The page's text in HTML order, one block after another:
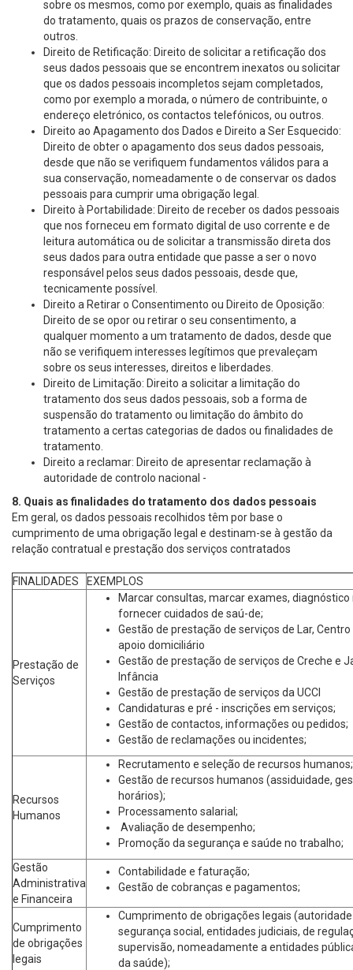
sobre os mesmos, como por exemplo, quais as finalidades
do tratamento, quais os prazos de conservação, entre
outros.
Direito de Retificação: Direito de solicitar a retificação dos
seus dados pessoais que se encontrem inexatos ou solicitar
que os dados pessoais incompletos sejam completados,
como por exemplo a morada, o número de contribuinte, o
endereço eletrónico, os contactos telefónicos, ou outros.
Direito ao Apagamento dos Dados e Direito a Ser Esquecido:
Direito de obter o apagamento dos seus dados pessoais,
desde que não se verifiquem fundamentos válidos para a
sua conservação, nomeadamente o de conservar os dados
pessoais para cumprir uma obrigação legal.
Direito à Portabilidade: Direito de receber os dados pessoais
que nos forneceu em formato digital de uso corrente e de
leitura automática ou de solicitar a transmissão direta dos
seus dados para outra entidade que passe a ser o novo
responsável pelos seus dados pessoais, desde que,
tecnicamente possível.
Direito a Retirar o Consentimento ou Direito de Oposição:
Direito de se opor ou retirar o seu consentimento, a
qualquer momento a um tratamento de dados, desde que
não se verifiquem interesses legítimos que prevaleçam
sobre os seus interesses, direitos e liberdades.
Direito de Limitação: Direito a solicitar a limitação do
tratamento dos seus dados pessoais, sob a forma de
suspensão do tratamento ou limitação do âmbito do
tratamento a certas categorias de dados ou finalidades de
tratamento.
Direito a reclamar: Direito de apresentar reclamação à
autoridade de controlo nacional -
8. Quais as finalidades do tratamento dos dados pessoais
Em geral, os dados pessoais recolhidos têm por base o
cumprimento de uma obrigação legal e destinam-se à gestão da
relação contratual e prestação dos serviços contratados
FINALIDADES EXEMPLOS
Prestação de
Serviços
Marcar consultas, marcar exames, diagnóstico
fornecer cuidados de saú-de;
Gestão de prestação de serviços de Lar, Centro
apoio domiciliário
Gestão de prestação de serviços de Creche e
Infância
Gestão de prestação de serviços da UCCI
Candidaturas e pré - inscrições em serviços;
Gestão de contactos, informações ou pedidos;
Gestão de reclamações ou incidentes;
Recursos
Humanos
Recrutamento e seleção de recursos humanos;
Gestão de recursos humanos (assiduidade,
horários);
Processamento salarial;
Avaliação de desempenho;
Promoção da segurança e saúde no trabalho;
Gestão
Administrativa
e Financeira
Contabilidade e faturação;
Gestão de cobranças e pagamentos;
Cumprimento
de obrigações
legais
Cumprimento de obrigações legais
segurança social, entidades judiciais, de
supervisão, nomeadamente a entidades
da saúde);